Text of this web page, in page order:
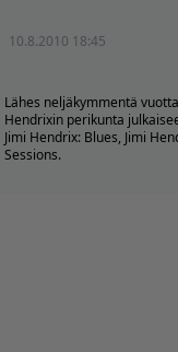
10.8.2010 18:45
Lähes neljäkymmentä
Hendrixin perikunta
Jimi Hendrix: Blues, Jimi
Sessions.